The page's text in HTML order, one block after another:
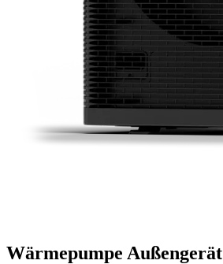
Wärmepumpe Außengerät